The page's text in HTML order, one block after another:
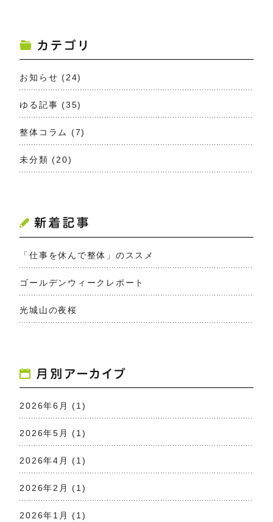
お知らせ (24)
ゆる記事 (35)
整体コラム (7)
未分類 (20)
「仕事を休んで整体」のススメ
ゴールデンウィークレポート
光城山の夜桜
2026年6月 (1)
2026年5月 (1)
2026年4月 (1)
2026年2月 (1)
2026年1月 (1)